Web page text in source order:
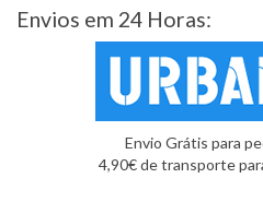
Envios em 24 Horas:
Envio Grátis para
4,90€ de transporte